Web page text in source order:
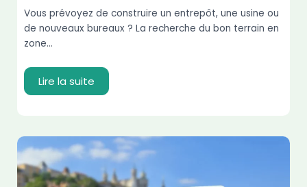
Vous prévoyez de construire un entrepôt, une usine ou
de nouveaux bureaux ? La recherche du bon terrain en
zone...
Lire la suite